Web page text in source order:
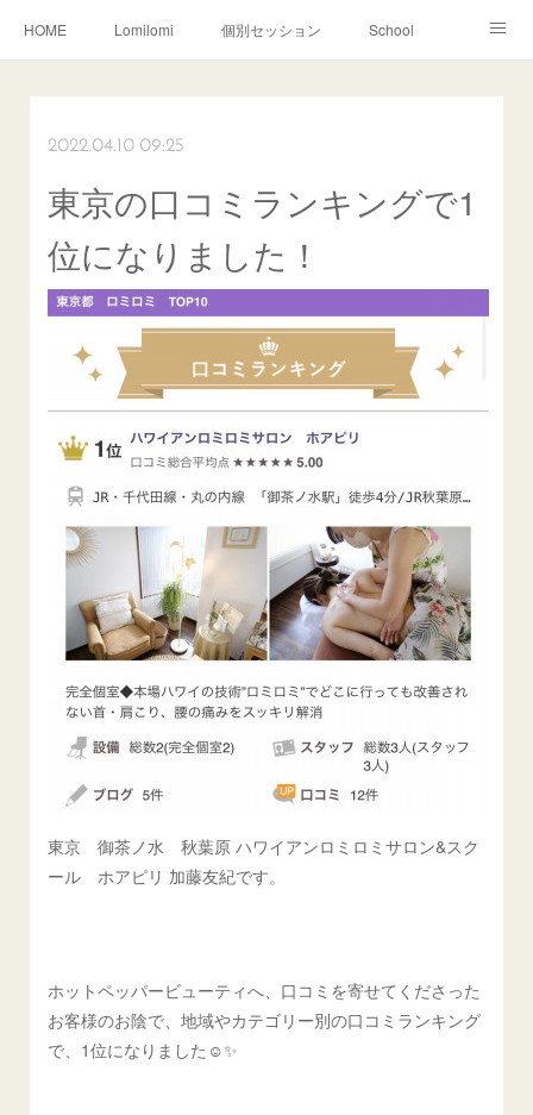
HOME Lomilomi 個別セッション School
School無料説明会
2022.04.10 09:25
東京の口コミランキングで1
位になりました！
東京 御茶ノ水 秋葉原 ハワイアンロミロミサロン&スク
ール ホアピリ 加藤友紀です。
ホットペッパービューティへ、口コミを寄せてくださった
お客様のお陰で、地域やカテゴリー別の口コミランキング
で、1位になりました☺️✨